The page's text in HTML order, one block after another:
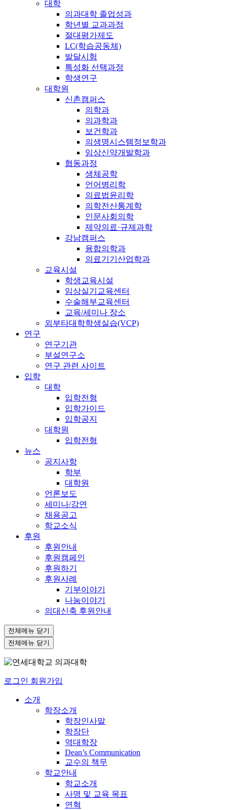
대학
의과대학 졸업성과
학년별 교과과정
절대평가제도
LC(학습공동체)
발달시험
특성화 선택과정
학생연구
대학원
신촌캠퍼스
의학과
의과학과
보건학과
의생명시스템정보학과
임상신약개발학과
협동과정
생체공학
언어병리학
의료법윤리학
의학전산통계학
인문사회의학
제약의료·규제과학
강남캠퍼스
융합의학과
의료기기산업학과
교육시설
학생교육시설
임상실기교육센터
수술해부교육센터
교육/세미나 장소
외부타대학학생실습(VCP)
연구
연구기관
부설연구소
연구 관련 사이트
입학
대학
입학전형
입학가이드
입학공지
대학원
입학전형
뉴스
공지사항
학부
대학원
언론보도
세미나/강연
채용공고
학교소식
후원
후원안내
후원캠페인
후원하기
후원사례
기부이야기
나눔이야기
의대신축 후원안내
전체메뉴 닫기
전체메뉴 닫기
로그인 회원가입
소개
학장소개
학장인사말
학장단
역대학장
Dean’s Communication
교수의 책무
학교안내
학교소개
사명 및 교육 목표
연혁